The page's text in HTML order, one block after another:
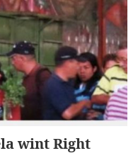
wint Right